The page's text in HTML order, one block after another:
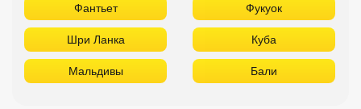
Фантьет Фукуок
Шри Ланка Куба
Мальдивы Бали